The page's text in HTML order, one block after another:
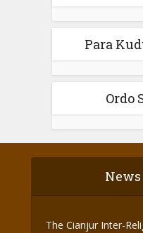
Para
Ordo
The Cianjur Inter-